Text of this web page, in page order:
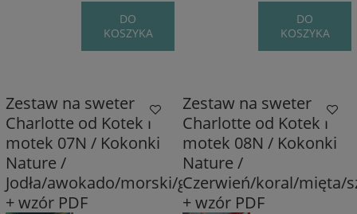
DO
KOSZYKA
DO
KOSZYKA
Zestaw na sweter
Charlotte od Kotek i
motek 07N / Kokonki
Nature /
Jodła/awokado/morski/granat/czerń
+ wzór PDF
Zestaw na sweter
Charlotte od Kotek i
motek 08N / Kokonki
Nature /
Czerwień/koral/mięta/
+ wzór PDF